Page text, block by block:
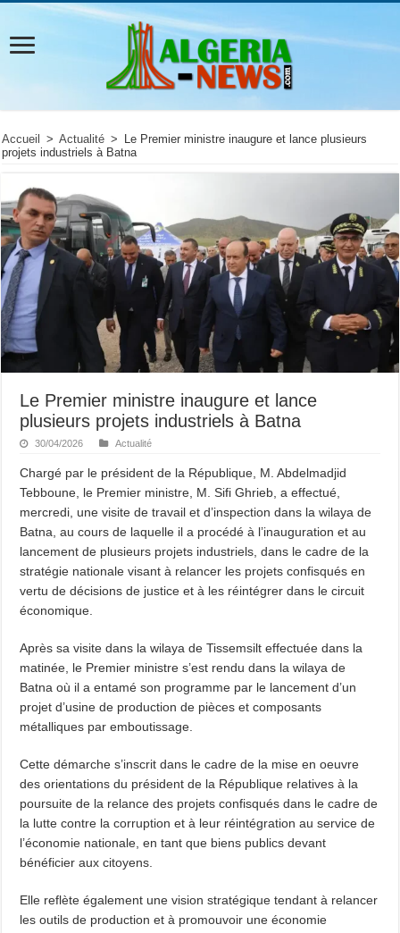
Accueil > Actualité >
Le Premier ministre inaugure et lance plusieurs
projets industriels à Batna
Le Premier ministre inaugure et lance
plusieurs projets industriels à Batna
30/04/2026 Actualité
Chargé par le président de la République, M. Abdelmadjid
Tebboune, le Premier ministre, M. Sifi Ghrieb, a effectué,
mercredi, une visite de travail et d’inspection dans la wilaya de
Batna, au cours de laquelle il a procédé à l’inauguration et au
lancement de plusieurs projets industriels, dans le cadre de la
stratégie nationale visant à relancer les projets confisqués en
vertu de décisions de justice et à les réintégrer dans le circuit
économique.
Après sa visite dans la wilaya de Tissemsilt effectuée dans la
matinée, le Premier ministre s’est rendu dans la wilaya de
Batna où il a entamé son programme par le lancement d’un
projet d’usine de production de pièces et composants
métalliques par emboutissage.
Cette démarche s’inscrit dans le cadre de la mise en oeuvre
des orientations du président de la République relatives à la
poursuite de la relance des projets confisqués dans le cadre de
la lutte contre la corruption et à leur réintégration au service de
l’économie nationale, en tant que biens publics devant
bénéficier aux citoyens.
Elle reflète également une vision stratégique tendant à relancer
les outils de production et à promouvoir une économie